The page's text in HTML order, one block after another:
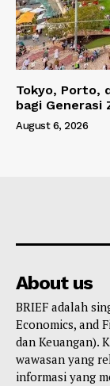
Tokyo, Porto,
bagi Generasi
August 6, 2026
About us
BRIEF adalah
Economics, and
dan Keuangan).
wawasan yang
informasi yang